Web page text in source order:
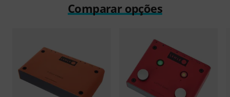
Comparar opções